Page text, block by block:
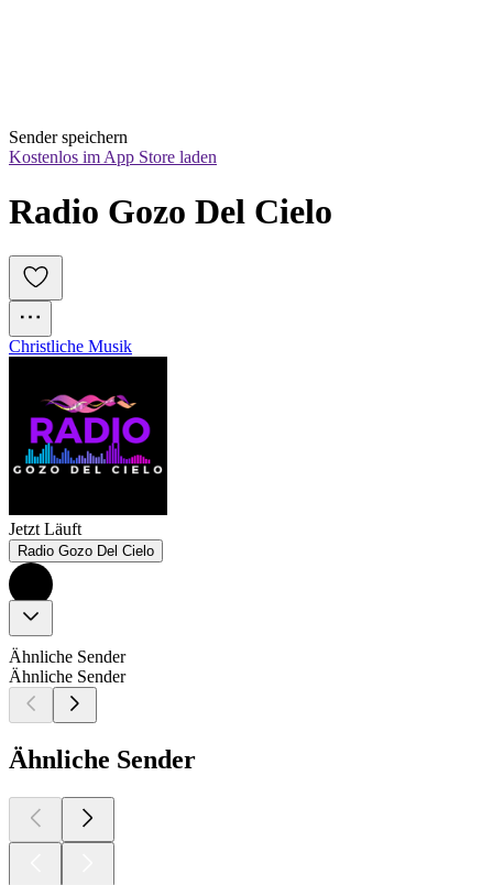
Sender speichern
Kostenlos im App Store laden
Radio Gozo Del Cielo
Christliche Musik
Jetzt Läuft
Radio Gozo Del Cielo
Ähnliche Sender
Ähnliche Sender
Ähnliche Sender